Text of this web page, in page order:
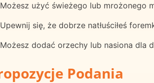
użyć świeżego lub mrożonego
się, że dobrze natłuściłeś
dodać orzechy lub nasiona dla
Podania